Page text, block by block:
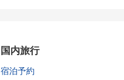
国内旅行
宿泊予約